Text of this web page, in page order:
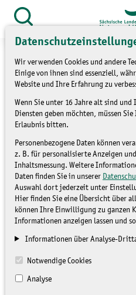
Wir verwenden Cookies und andere
Einige von ihnen sind essenziell,
Website und Ihre Erfahrung zu
Wenn Sie unter 16 Jahre alt sind
Diensten geben möchten, müssen
Erlaubnis bitten.
Personenbezogene Daten können
z. B. für personalisierte Anzeigen
Inhaltsmessung. Weitere
Daten finden Sie in unserer
Auswahl dort jederzeit unter
Hier finden Sie eine Übersicht über
können Ihre Einwilligung zu ganzen
Informationen anzeigen lassen und
Informationen über Analyse-
Notwendige Cookies
Analyse
Zum
Inhalt
springen
öffnen
Service » Archiv »
Ulberndorf
PROJEKTE